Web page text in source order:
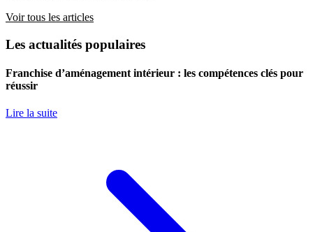
Voir tous les articles
Les actualités populaires
Franchise d’aménagement intérieur : les compétences clés pour
réussir
Lire la suite